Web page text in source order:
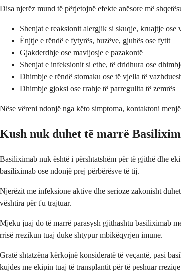
Disa njerëz mund të përjetojnë efekte anësore më
Shenjat e reaksionit alergjik si skuqje, kruajtje ose
Ënjtje e rëndë e fytyrës, buzëve, gjuhës ose fytit
Gjakderdhje ose mavijosje e pazakontë
Shenjat e infeksionit si ethe, të dridhura ose
Dhimbje e rëndë stomaku ose të vjella të
Dhimbje gjoksi ose rrahje të parregullta të zemrës
Nëse vëreni ndonjë nga këto simptoma, kontaktoni
Kush nuk duhet të marrë
Basiliximab nuk është i përshtatshëm për të gjithë dhe
basiliximab ose ndonjë prej përbërësve të tij.
Njerëzit me infeksione aktive dhe serioze zakonisht
vështira për t'u trajtuar.
Mjeku juaj do të marrë parasysh gjithashtu basiliximab
rrisë rrezikun tuaj duke shtypur mbikëqyrjen imune.
Gratë shtatzëna kërkojnë konsideratë të veçantë, pasi
kujdes me ekipin tuaj të transplantit për të peshuar